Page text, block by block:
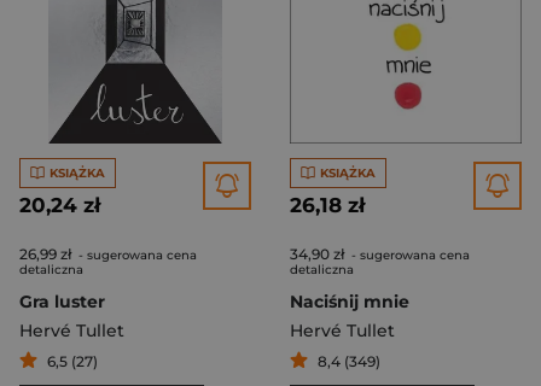
KSIĄŻKA
20,24 zł
26,99 zł - sugerowana cena
detaliczna
Gra luster
Hervé Tullet
6,5 (27)
KSIĄŻKA
26,18 zł
34,90 zł - sugerowana cena
detaliczna
Naciśnij mnie
Hervé Tullet
8,4 (349)